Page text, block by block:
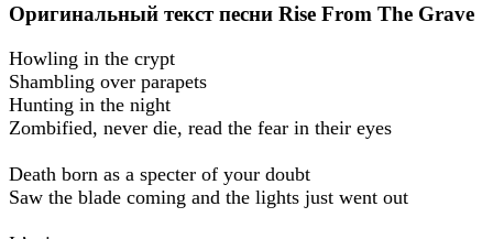
Оригинальный текст песни Rise From The Grave
Howling in the crypt
Shambling over parapets
Hunting in the night
Zombified, never die, read the fear in their eyes
Death born as a specter of your doubt
Saw the blade coming and the lights just went out